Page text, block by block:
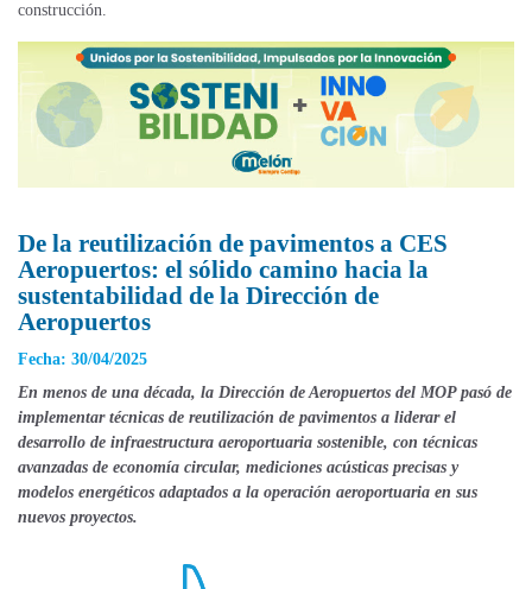
construcción.
De la reutilización de pavimentos a CES
Aeropuertos: el sólido camino hacia la
sustentabilidad de la Dirección de
Aeropuertos
Fecha: 30/04/2025
En menos de una década, la Dirección de Aeropuertos del MOP pasó de
implementar técnicas de reutilización de pavimentos a liderar el
desarrollo de infraestructura aeroportuaria sostenible, con técnicas
avanzadas de economía circular, mediciones acústicas precisas y
modelos energéticos adaptados a la operación aeroportuaria en sus
nuevos proyectos.